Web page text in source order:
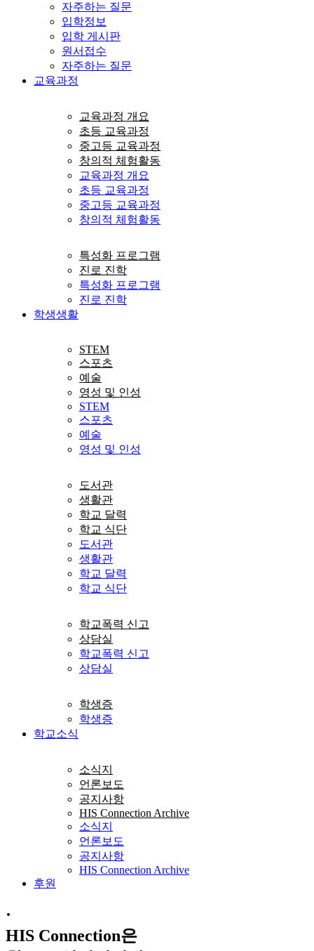
자주하는 질문
입학정보
입학 게시판
원서접수
자주하는 질문
교육과정
교육과정 개요
초등 교육과정
중고등 교육과정
창의적 체험활동
교육과정 개요
초등 교육과정
중고등 교육과정
창의적 체험활동
특성화 프로그램
진로 진학
특성화 프로그램
진로 진학
학생생활
STEM
스포츠
예술
영성 및 인성
STEM
스포츠
예술
영성 및 인성
도서관
생활관
학교 달력
학교 식단
도서관
생활관
학교 달력
학교 식단
학교폭력 신고
상담실
학교폭력 신고
상담실
학생증
학생증
학교소식
소식지
언론보도
공지사항
HIS Connection Archive
소식지
언론보도
공지사항
HIS Connection Archive
후원
·
HIS Connection은